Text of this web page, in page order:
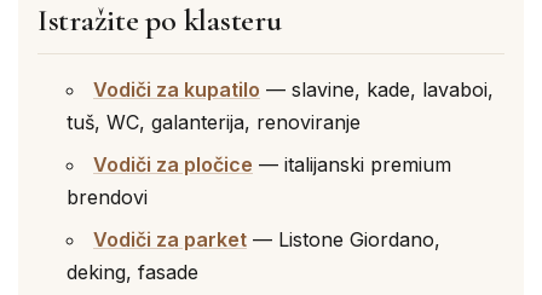
Istražite po klasteru
Vodiči za kupatilo — slavine, kade, lavaboi,
tuš, WC, galanterija, renoviranje
Vodiči za pločice — italijanski premium
brendovi
Vodiči za parket — Listone Giordano,
deking, fasade